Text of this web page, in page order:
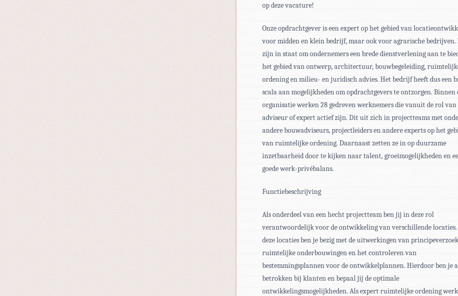
op deze vacature!
Onze opdrachtgever is een expert op het gebied van
voor midden en klein bedrijf, maar ook voor agrarische bedrijven.
zijn in staat om ondernemers een brede dienstverlening aan te
het gebied van ontwerp, architectuur, bouwbegeleiding,
ordening en milieu- en juridisch advies. Het bedrijf heeft dus een
scala aan mogelijkheden om opdrachtgevers te ontzorgen. Binnen
organisatie werken 28 gedreven werknemers die vanuit de rol van
adviseur of expert actief zijn. Dit uit zich in projectteams met
andere bouwadviseurs, projectleiders en andere experts op het
van ruimtelijke ordening. Daarnaast zetten ze in op duurzame
inzetbaarheid door te kijken naar talent, groeimogelijkheden en
goede werk-privébalans.
Functiebeschrijving
Als onderdeel van een hecht projectteam ben jij in deze rol
verantwoordelijk voor de ontwikkeling van verschillende locaties.
deze locaties ben je bezig met de uitwerkingen van
ruimtelijke onderbouwingen en het controleren van
bestemmingsplannen voor de ontwikkelplannen. Hierdoor ben je
betrokken bij klanten en bepaal jij de optimale
ontwikkelingsmogelijkheden. Als expert ruimtelijke ordening